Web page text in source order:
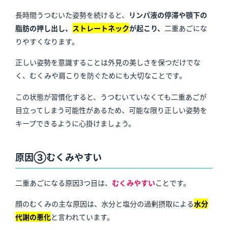
長時間うつむいた姿勢を続けると、 リンパ液の停滞や顎下の
脂肪の押し出し、 ストレートネックが起こり、 二重あごにな
りやすくなります。
正しい姿勢を意識することは外見の美しさを保つだけでな
く、むくみや肩こりを防ぐためにも大切なことです。
この状態が習慣化すると、うつむいていなくても二重あごが
目立ってしまう可能性があるため、可能な限り正しい姿勢を
キープできるように心掛けましょう。
原因③むくみやすい
二重あごになる原因3つ目は、 むくみやすいことです。
顔のむくみの主な原因は、 水分と塩分の過剰摂取による水分
代謝の悪化と言われています。